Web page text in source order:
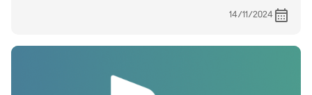
للاوراق المالية تدعو مساهميها لحضور اجتماع الهيئة
العاشرة صباحاً في بناية الادارة العامة للمصرف الكائن
14/11/2024